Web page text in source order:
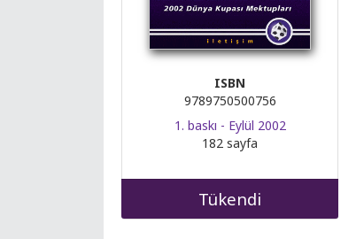
ISBN
9789750500756
1. baskı - Eylül 2002
182 sayfa
Tükendi